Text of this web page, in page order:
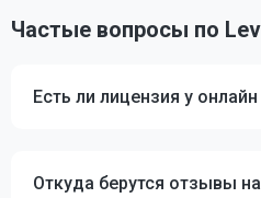
Частые вопросы по
Есть ли лицензия у
Откуда берутся отзывы